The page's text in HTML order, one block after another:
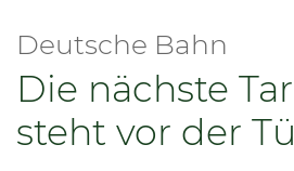
Deutsche Bahn
Die nächste
steht vor der